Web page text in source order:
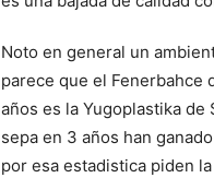
Noto en general un
parece que el Fenerbahce
años es la Yugoplastika de
sepa en 3 años han
por esa estadistica piden